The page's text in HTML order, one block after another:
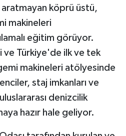
aratmayan köprü üstü,
makineleri
eğitim görüyor.
ve Türkiye'de ilk ve tek
makineleri atölyesinde
staj imkanları ve
denizcilik
hazır hale geliyor.